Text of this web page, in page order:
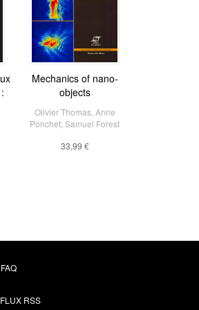
Mechanics of nano-
objects
Olivier Thomas, Anne
Ponchet Samuel Forest
33,99 €
FAQ
FLUX RSS